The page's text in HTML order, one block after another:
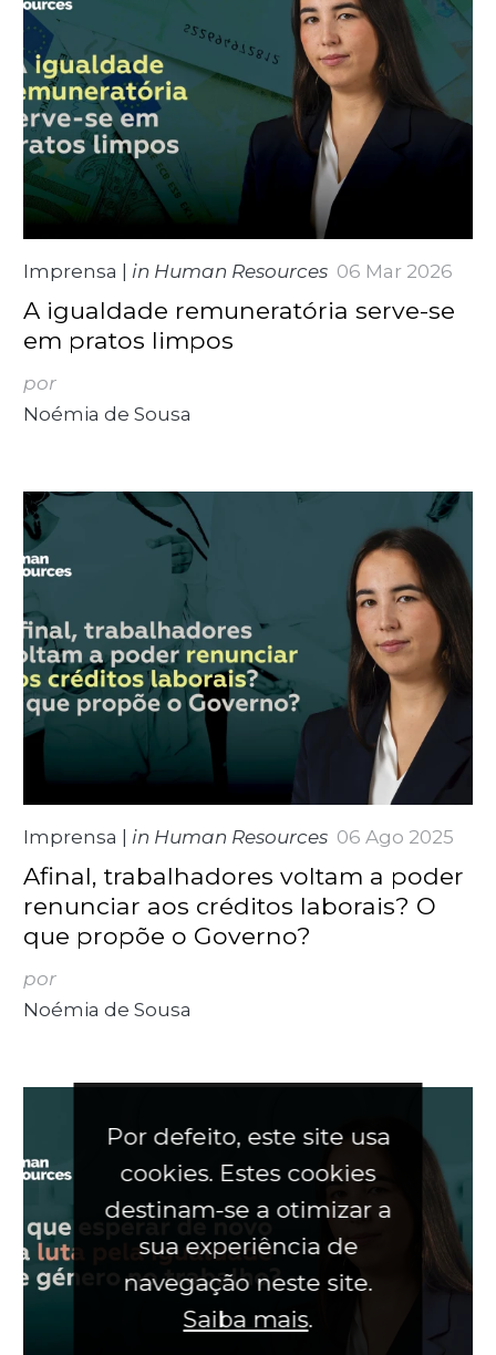
Imprensa | in Human Resources 06 Mar 2026
A igualdade remuneratória serve-se
em pratos limpos
por
Noémia de Sousa
Imprensa in Human Resources 06 Ago 2025
Afinal, trabalhadores voltam a poder
renunciar aos créditos laborais? O
que propõe o Governo?
por
Noémia de Sousa
Por defeito, este site usa
cookies. Estes cookies
destinam-se a otimizar a
sua experiência de
navegação neste site.
Saiba mais.